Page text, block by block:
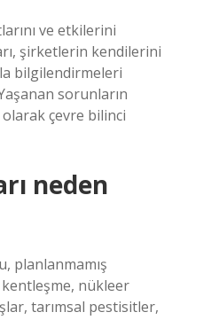
ve etkilerini
şirketlerin kendilerini
bilgilendirmeleri
sorunların
çevre bilinci
neden
planlanmamış
kentleşme, nükleer
tarımsal pestisitler,